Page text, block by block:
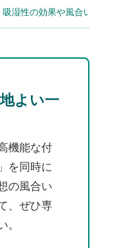
湿性の効果や風合いの
よい一
機能な付
を同時に
の風合い
、ぜひ専